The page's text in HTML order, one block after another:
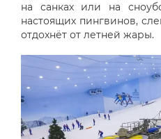
на санках или на
настоящих пингвинов,
отдохнёт от летней жары.